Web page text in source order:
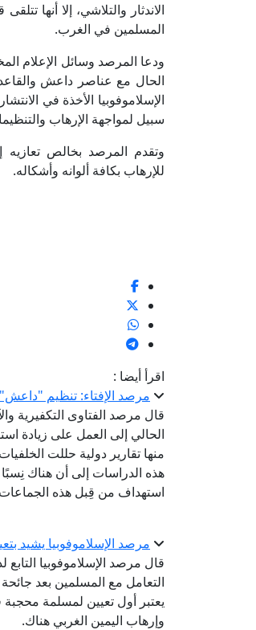
الاندثار والتلاشي، إلا أنها
المسلمين في الغرب.
ودعا المرصد وسائل الإعلام
الحال مع عناصر داعش
الإسلاموفوبيا الأخذة في
سبيل لمواجهة الإرهاب
وتقدم المرصد بخالص تعازيه
للإرهاب بكافة ألوانه وأشكاله.
اقرأ أيضا :
مرصد الإفتاء: تنظيم
قال مرصد الفتاوى التكفيرية
الحالي إلى العمل على زيادة
منها تقارير دولية حللت
هذه الدراسات إلى أن هناك نِسبًا
استهداف من قِبل هذه
مرصد الإسلاموفوبيا يشيد
قال مرصد الإسلاموفوبيا
التعامل مع المسلمين بعد
يعتبر أول تعيين لمسلمة محجبة
وإرهاب اليمين الغربي هناك.